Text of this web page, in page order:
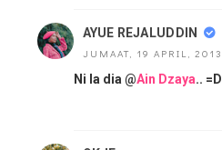
AYUE REJALUDDIN
JUMAAT, 19 APRIL, 2013
Ni la dia @Ain Dzaya.. =D